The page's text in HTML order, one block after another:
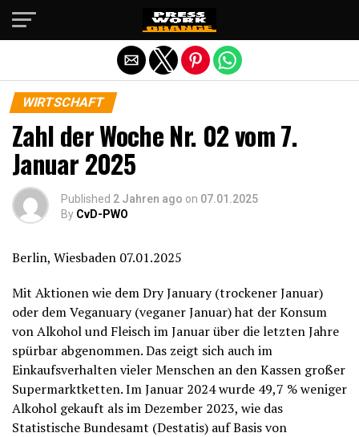
WIRTSCHAFT
Zahl der Woche Nr. 02 vom 7.
Januar 2025
Published 2 Jahren ago on 07.01.2025
By CvD-PWO
Berlin, Wiesbaden 07.01.2025
Mit Aktionen wie dem Dry January (trockener Januar)
oder dem Veganuary (veganer Januar) hat der Konsum
von Alkohol und Fleisch im Januar über die letzten Jahre
spürbar abgenommen. Das zeigt sich auch im
Einkaufsverhalten vieler Menschen an den Kassen großer
Supermarktketten. Im Januar 2024 wurde 49,7 % weniger
Alkohol gekauft als im Dezember 2023, wie das
Statistische Bundesamt (Destatis) auf Basis von
Die mobile Version verlassen